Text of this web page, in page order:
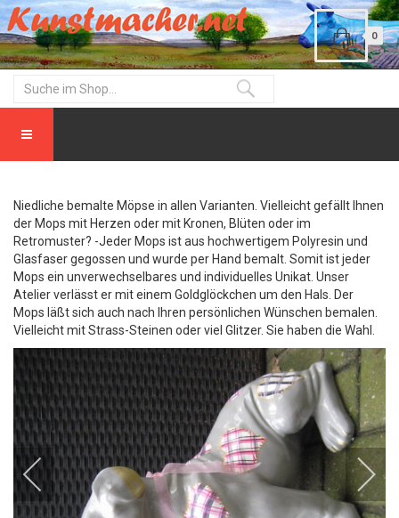
0
Niedliche bemalte Möpse in allen Varianten. Vielleicht gefällt Ihnen
der Mops mit Herzen oder mit Kronen, Blüten oder im
Retromuster? -Jeder Mops ist aus hochwertigem Polyresin und
Glasfaser gegossen und wurde per Hand bemalt. Somit ist jeder
Mops ein unverwechselbares und individuelles Unikat. Unser
Atelier verlässt er mit einem Goldglöckchen um den Hals. Der
Mops läßt sich auch nach Ihren persönlichen Wünschen bemalen.
Vielleicht mit Strass-Steinen oder viel Glitzer. Sie haben die Wahl.